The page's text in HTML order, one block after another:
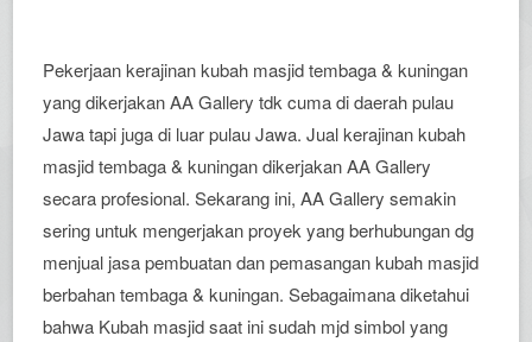
Pekerjaan kerajinan kubah masjid tembaga & kuningan
yang dikerjakan AA Gallery tdk cuma di daerah pulau
Jawa tapi juga di luar pulau Jawa. Jual kerajinan kubah
masjid tembaga & kuningan dikerjakan AA Gallery
secara profesional. Sekarang ini, AA Gallery semakin
sering untuk mengerjakan proyek yang berhubungan dg
menjual jasa pembuatan dan pemasangan kubah masjid
berbahan tembaga & kuningan. Sebagaimana diketahui
bahwa Kubah masjid saat ini sudah mjd simbol yang